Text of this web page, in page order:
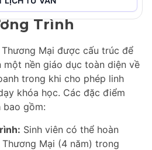
Trình
Mại được cấu trúc để
một nền giáo dục toàn diện về
trong khi cho phép linh
khóa học. Các đặc điểm
bao gồm:
Sinh viên có thể hoàn
Mại (4 năm) trong